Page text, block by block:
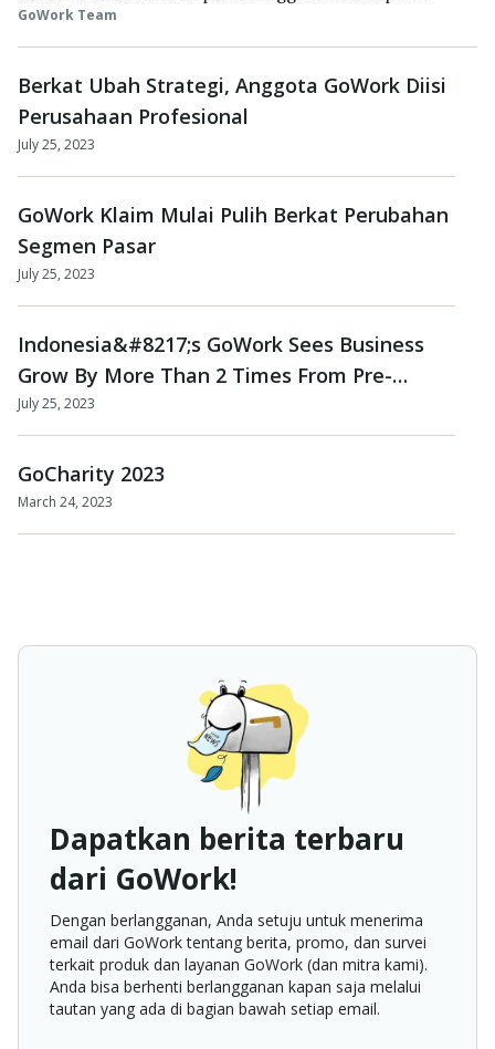
dibandingkan sebelum pandemi. Co-founder dan CEO
GoWork Vanessa Hendriadi mengatakan, peningkatan
bisnis coworking space-nya itu ditandai dengan
kemampuan GoWork dalam mempertahankan tingkat
retensi klien sebesa...
GoWork Team
Berkat Ubah Strategi, Anggota GoWork Diisi
Perusahaan Profesional
July 25, 2023
GoWork Klaim Mulai Pulih Berkat Perubahan
Segmen Pasar
July 25, 2023
Indonesia&#8217;s GoWork Sees Business
Grow By More Than 2 Times From Pre-
Pandemic Levels
July 25, 2023
GoCharity 2023
March 24, 2023
Dapatkan berita terbaru
dari GoWork!
Dengan berlangganan, Anda setuju untuk menerima
email dari GoWork tentang berita, promo, dan survei
terkait produk dan layanan GoWork (dan mitra kami).
Anda bisa berhenti berlangganan kapan saja melalui
tautan yang ada di bagian bawah setiap email.